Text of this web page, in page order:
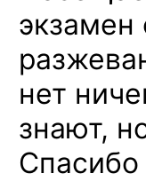
экзамен
нет
знают,
Спасибо